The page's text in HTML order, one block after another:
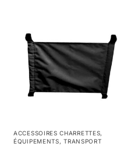
ACCESSOIRES CHARRETTES,
ÉQUIPEMENTS,TRANSPORT